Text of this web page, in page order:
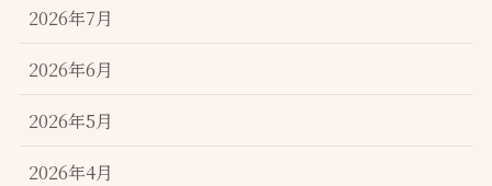
2026年7月
2026年6月
2026年5月
2026年4月